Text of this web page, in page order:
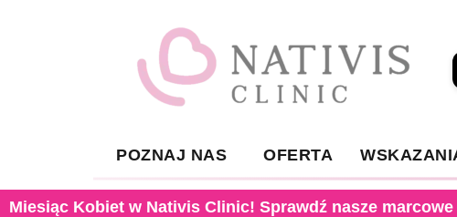
POZNAJ NAS OFERTA
Miesiąc Kobiet w Nativis Clinic! Sprawdź nasze marcowe